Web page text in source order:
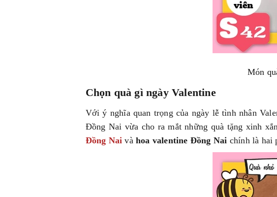
Món
Chọn quà gì ngày Valentine
Với ý nghĩa quan trọng của ngày lễ tình nhân
Đồng Nai vừa cho ra mắt những quà tặng xinh
Đồng Nai vàhoa valentine Đồng Nai chính là hai